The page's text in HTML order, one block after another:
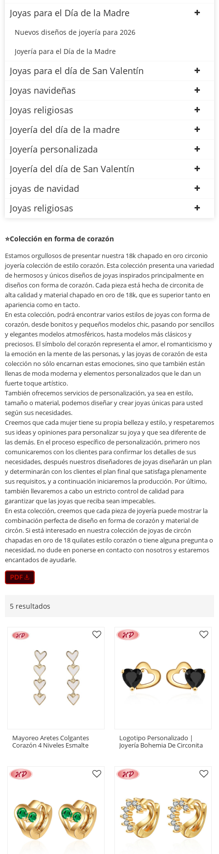
Joyas para el Día de la Madre
Nuevos diseños de joyería para 2026
Joyería para el Día de la Madre
Joyas para el día de San Valentín
Joyas navideñas
Joyas religiosas
Joyería del día de la madre
Joyería personalizada
Joyería del día de San Valentín
joyas de navidad
Joyas religiosas
⭐Colección en forma de corazón
Estamos orgullosos de presentar nuestra 18k chapado en oro circonio
joyería colección de estilo corazón. Esta colección presenta una variedad
de hermosos y únicos diseños de joyas inspirados principalmente en
diseños con forma de corazón. Cada pieza está hecha de circonita de
alta calidad y material chapado en oro de 18k, que es superior tanto en
apariencia como en tacto.
En esta colección, podrá encontrar varios estilos de joyas con forma de
corazón, desde bonitos y pequeños modelos chic, pasando por sencillos
y elegantes modelos atmosféricos, hasta modelos más clásicos y
preciosos. El símbolo del corazón representa el amor, el romanticismo y
la emoción en la mente de las personas, y las joyas de corazón de esta
colección no sólo encarnan estas emociones, sino que también están
llenas de moda moderna y elementos personalizados que le dan un
fuerte toque artístico.
También ofrecemos servicios de personalización, ya sea en estilo,
tamaño o material, podemos diseñar y crear joyas únicas para usted
según sus necesidades.
Creemos que cada mujer tiene su propia belleza y estilo, y respetaremos
sus ideas y opiniones para personalizar su joya y que sea diferente de
las demás. En el proceso específico de personalización, primero nos
comunicaremos con los clientes para confirmar los detalles de sus
necesidades, después nuestros diseñadores de joyas diseñarán un plan
y determinarán con los clientes el plan final que satisfaga plenamente
sus requisitos, y a continuación iniciaremos la producción. Por último,
también llevaremos a cabo un estricto control de calidad para
garantizar que las joyas que reciba sean impecables.
En esta colección, creemos que cada pieza de joyería puede mostrar la
combinación perfecta de diseño en forma de corazón y material de
circón. Si está interesado en nuestra colección de joyas de circón
chapadas en oro de 18 quilates estilo corazón o tiene alguna pregunta o
necesidad, no dude en ponerse en contacto con nosotros y estaremos
encantados de ayudarle.
5 resultados
Mayoreo Aretes Colgantes
Corazón 4 Niveles Esmalte
Logotipo Personalizado |
Joyería Bohemia De Circonita
Mujer | Chapado En Oro 18K
Para Negro